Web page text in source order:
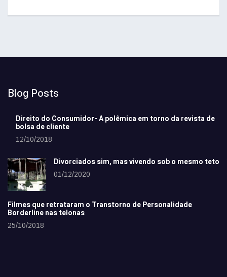
Blog Posts
Direito do Consumidor- A polêmica em torno da revista de
bolsa de cliente
12/10/2018
Divorciados sim, mas vivendo sob o mesmo teto
01/12/2020
Filmes que retrataram o Transtorno de Personalidade
Borderline nas telonas
25/10/2018